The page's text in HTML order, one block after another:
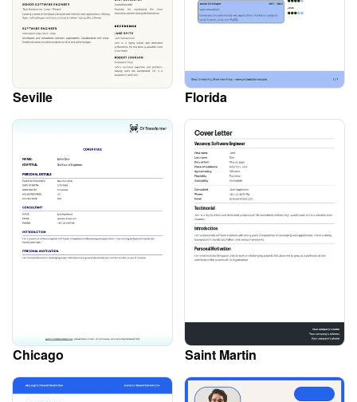
Seville Florida
Chicago Saint Martin